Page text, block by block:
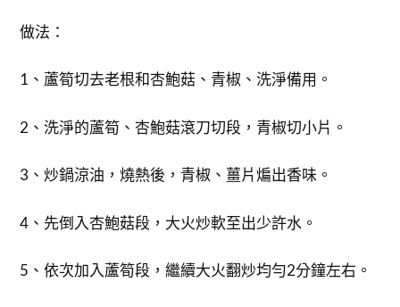
做法：
1、蘆筍切去老根和杏鮑菇、青椒、洗淨備用。
2、洗淨的蘆筍、杏鮑菇滾刀切段，青椒切小片。
3、炒鍋涼油，燒熱後，青椒、薑片煸出香味。
4、先倒入杏鮑菇段，大火炒軟至出少許水。
5、依次加入蘆筍段，繼續大火翻炒均勻2分鐘左右。